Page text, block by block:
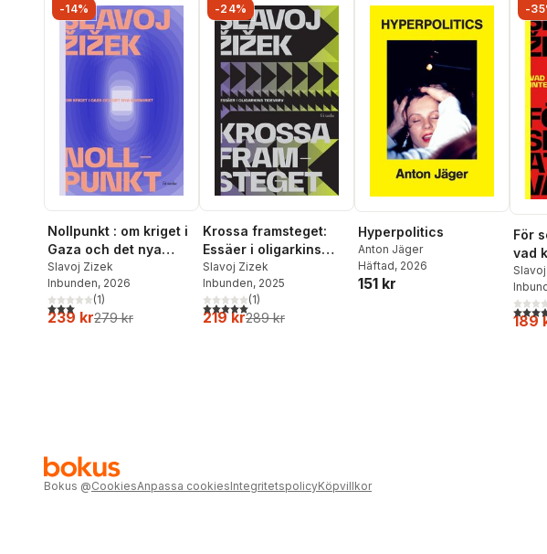
-14%
Nollpunkt : om kriget i
Gaza och det nya
barbariet
Slavoj Zizek
Inbunden, 2026
3,0utav 5 stjärnor. Totalt antal röster:
(1)
239 kr279 kr
-24%
Krossa framsteget:
Essäer i oligarkins
tidevarv
Slavoj Zizek
Inbunden, 2025
5,0utav 5 stjärnor. Totalt antal röster:
(1)
219 kr289 kr
Hyperpolitics
Anton Jäger
Häftad, 2026
151 kr
-
För
vad
det
3,8
189
Bokus @CookiesAnpassa cookiesIntegritetspolicyKöpvillkor